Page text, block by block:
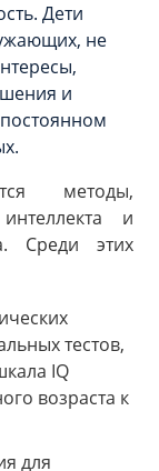
Дети
не
и
методы,
и
Среди этих
тестов,
IQ
возраста к
для